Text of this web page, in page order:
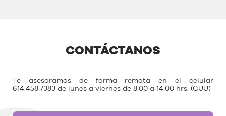
CONTÁCTANOS
Te asesoramos de forma remota en el celular
614.458.7383 de lunes a viernes de 8:00 a 14:00 hrs. (CUU)